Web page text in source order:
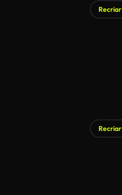
Recriar
Recriar